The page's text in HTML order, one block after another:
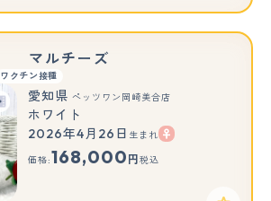
マルチーズ
ワクチン接種
もっと見る
愛知県 ペッツワン岡崎美合店
ホワイト
2026年4月26日 生まれ
価格:168,000 円 税込